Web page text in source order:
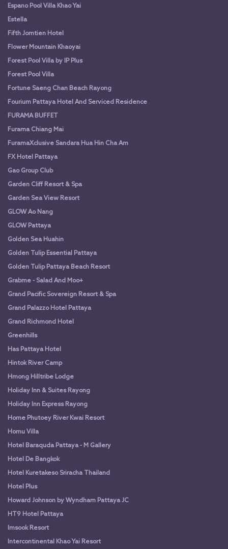
Espano Pool Villa Khao Yai
Estella
Fifth Jomtien Hotel
Flower Mountain Khaoyai
Forest Pool Villa by IP Plus
Forest Pool Villa
Fortune Saeng Chan Beach Rayong
Fourium Pattaya Hotel And Serviced Residence
FURAMA BUFFET
Furama Chiang Mai
FuramaXclusive Sandara Hua Hin Cha Am
FX Hotel Pattaya
Gao Group Club
Garden Cliff Resort & Spa
Garden Sea View Resort
GLOW Ao Nang
GLOW Pattaya
Golden Sea Huahin
Golden Tulip Essential Pattaya
Golden Tulip Pattaya Beach Resort
Grabme - Salad And Moo+
Grand Pacific Sovereign Resort & Spa
Grand Palazzo Hotel Pattaya
Grand Richmond Hotel
Greenhills
Has Pattaya Hotel
Hintok River Camp
Hmong Hilltribe Lodge
Holiday Inn & Suites Rayong
Holiday Inn Express Rayong
Home Phutoey River Kwai Resort
Homu Villa
Hotel Baraquda Pattaya - M Gallery
Hotel De Bangkok
Hotel Kuretakeso Sriracha Thailand
Hotel Plus
Howard Johnson by Wyndham Pattaya JC
HT9 Hotel Pattaya
Imsook Resort
Intercontinental Khao Yai Resort